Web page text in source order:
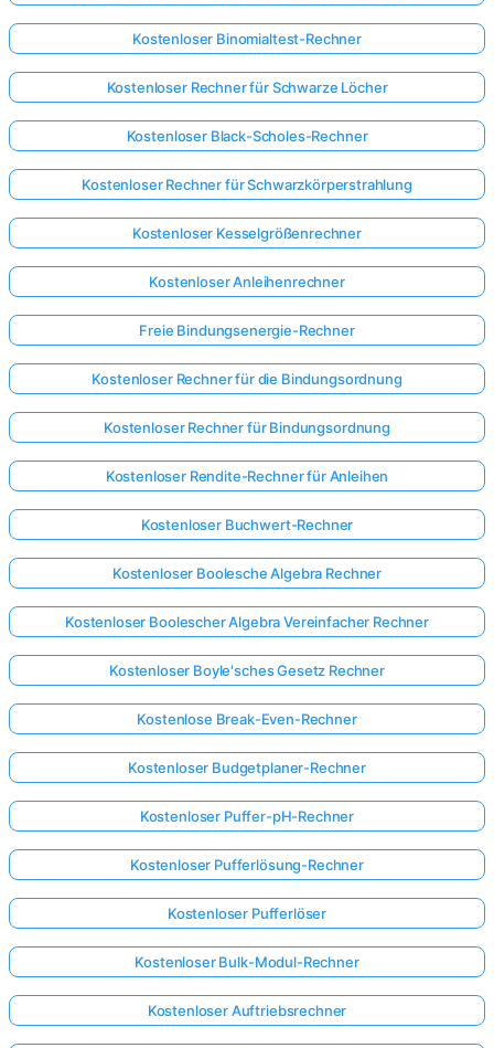
Kostenloser Binomialtest-Rechner
Kostenloser Rechner für Schwarze Löcher
Kostenloser Black-Scholes-Rechner
Kostenloser Rechner für Schwarzkörperstrahlung
Kostenloser Kesselgrößenrechner
Kostenloser Anleihenrechner
Freie Bindungsenergie-Rechner
Kostenloser Rechner für die Bindungsordnung
Kostenloser Rechner für Bindungsordnung
Kostenloser Rendite-Rechner für Anleihen
Kostenloser Buchwert-Rechner
Kostenloser Boolesche Algebra Rechner
Kostenloser Boolescher Algebra Vereinfacher Rechner
Kostenloser Boyle'sches Gesetz Rechner
Kostenlose Break-Even-Rechner
Kostenloser Budgetplaner-Rechner
Kostenloser Puffer-pH-Rechner
Kostenloser Pufferlösung-Rechner
Kostenloser Pufferlöser
Kostenloser Bulk-Modul-Rechner
Kostenloser Auftriebsrechner